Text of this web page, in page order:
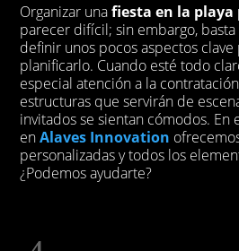
Organizar unafiesta en la playa
parecer difícil; sin embargo,
definir unos pocos aspectos
planificarlo. Cuando esté todo
especial atención a la
estructuras que servirán de
invitados se sientan cómodos. En
enAlaves Innovation
personalizadas y todos los
¿Podemos ayudarte?